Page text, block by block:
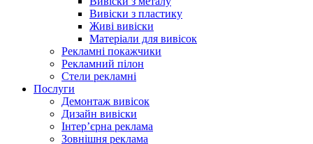
Вивіски з пластику
Живі вивіски
Матеріали для вивісок
Рекламні покажчики
Рекламний пілон
Стели рекламні
Послуги
Демонтаж вивісок
Дизайн вивіски
Інтер’єрна реклама
Зовнішня реклама